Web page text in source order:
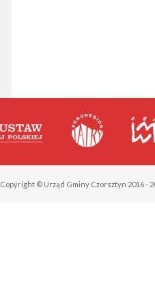
Copyright © Urząd Gminy Czorsztyn 2016 -